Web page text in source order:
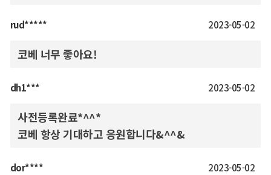
rud***** 2023-05-02
코베 너무 좋아요!
dh1*** 2023-05-02
사전등록완료*^^*
코베 항상 기대하고 응원합니다&^^&
dor**** 2023-05-02